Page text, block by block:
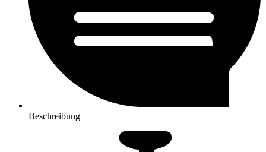
Beschreibung